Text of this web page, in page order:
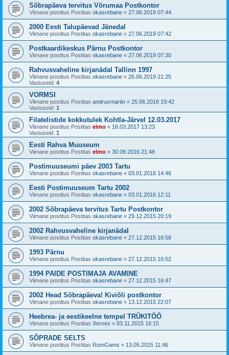
Sõbrapäeva tervitus Võrumaa Postkontor
Viimane postitus Postitas okasrebane « 27.06.2019 07:44
2000 Eesti Talupäevad Jänedal
Viimane postitus Postitas okasrebane « 27.06.2019 07:42
Postkaardikeskus Pärnu Postkontor
Viimane postitus Postitas okasrebane « 27.06.2019 07:30
Rahvusvaheline kirjanädal Tallinn 1997
Viimane postitus Postitas okasrebane « 26.06.2019 21:25
Vastuseid: 4
VORMSI
Viimane postitus Postitas andrusmartin « 25.06.2018 19:42
Vastuseid: 1
Filatelistide kokkutulek Kohtla-Järvel 12.03.2017
Viimane postitus Postitas elmo « 16.03.2017 13:23
Vastuseid: 1
Eesti Rahva Muuseum
Viimane postitus Postitas elmo « 30.09.2016 21:48
Postimuuseumi päev 2003 Tartu
Viimane postitus Postitas okasrebane « 03.01.2016 14:46
Eesti Postimuuseum Tartu 2002
Viimane postitus Postitas okasrebane « 03.01.2016 12:11
2002 Sõbrapäeva tervitus Tartu Postkontor
Viimane postitus Postitas okasrebane « 29.12.2015 20:19
2002 Rahvusvaheline kirjanädal
Viimane postitus Postitas okasrebane « 27.12.2015 16:58
1993 Pärnu
Viimane postitus Postitas okasrebane « 27.12.2015 16:52
1994 PAIDE POSTIMAJA AVAMINE
Viimane postitus Postitas okasrebane « 27.12.2015 16:47
2002 Head Sõbrapäeva! Kiviõli postkontor
Viimane postitus Postitas okasrebane « 13.12.2015 22:07
Heebrea- ja eestikeelne tempel TRÜKITÖÖ
Viimane postitus Postitas Xerxes « 03.11.2015 16:15
SÕPRADE SELTS
Viimane postitus Postitas RomGams « 13.05.2015 11:46